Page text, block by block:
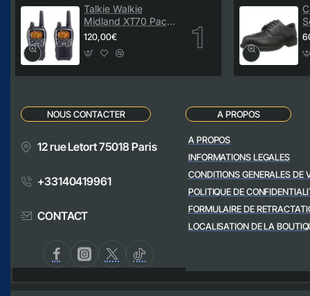
Talkie Walkie
Midland XT70 Pack
de 2
120,00€
NOUS CONTACTER
12 rue Letort 75018 Paris
+33140419961
CONTACT
A PROPOS
A PROPOS
INFORMATIONS LEGALES
CONDITIONS GENERALES DE
POLITIQUE DE
FORMULAIRE DE
LOCALISATION DE LA